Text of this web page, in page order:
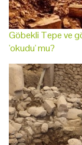
Göbekli Tepe ve
'okudu' mu?